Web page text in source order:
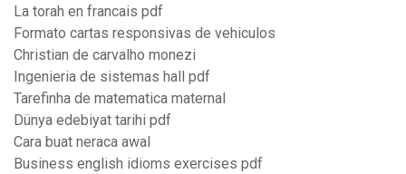
La torah en francais pdf
Formato cartas responsivas de vehiculos
Christian de carvalho monezi
Ingenieria de sistemas hall pdf
Tarefinha de matematica maternal
Dünya edebiyat tarihi pdf
Cara buat neraca awal
Business english idioms exercises pdf